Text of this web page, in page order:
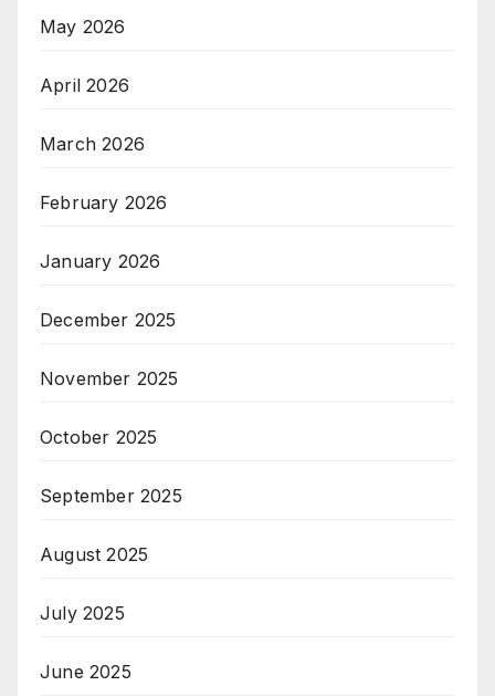
May 2026
April 2026
March 2026
February 2026
January 2026
December 2025
November 2025
October 2025
September 2025
August 2025
July 2025
June 2025